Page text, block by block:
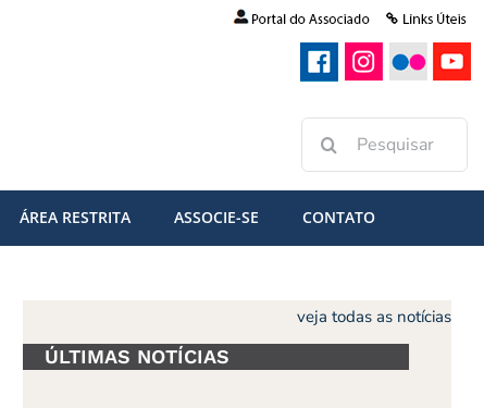
Buscar
resultados
ÁREA RESTRITA ASSOCIE-SE CONTATO
veja todas as notícias
ÚLTIMAS NOTÍCIAS